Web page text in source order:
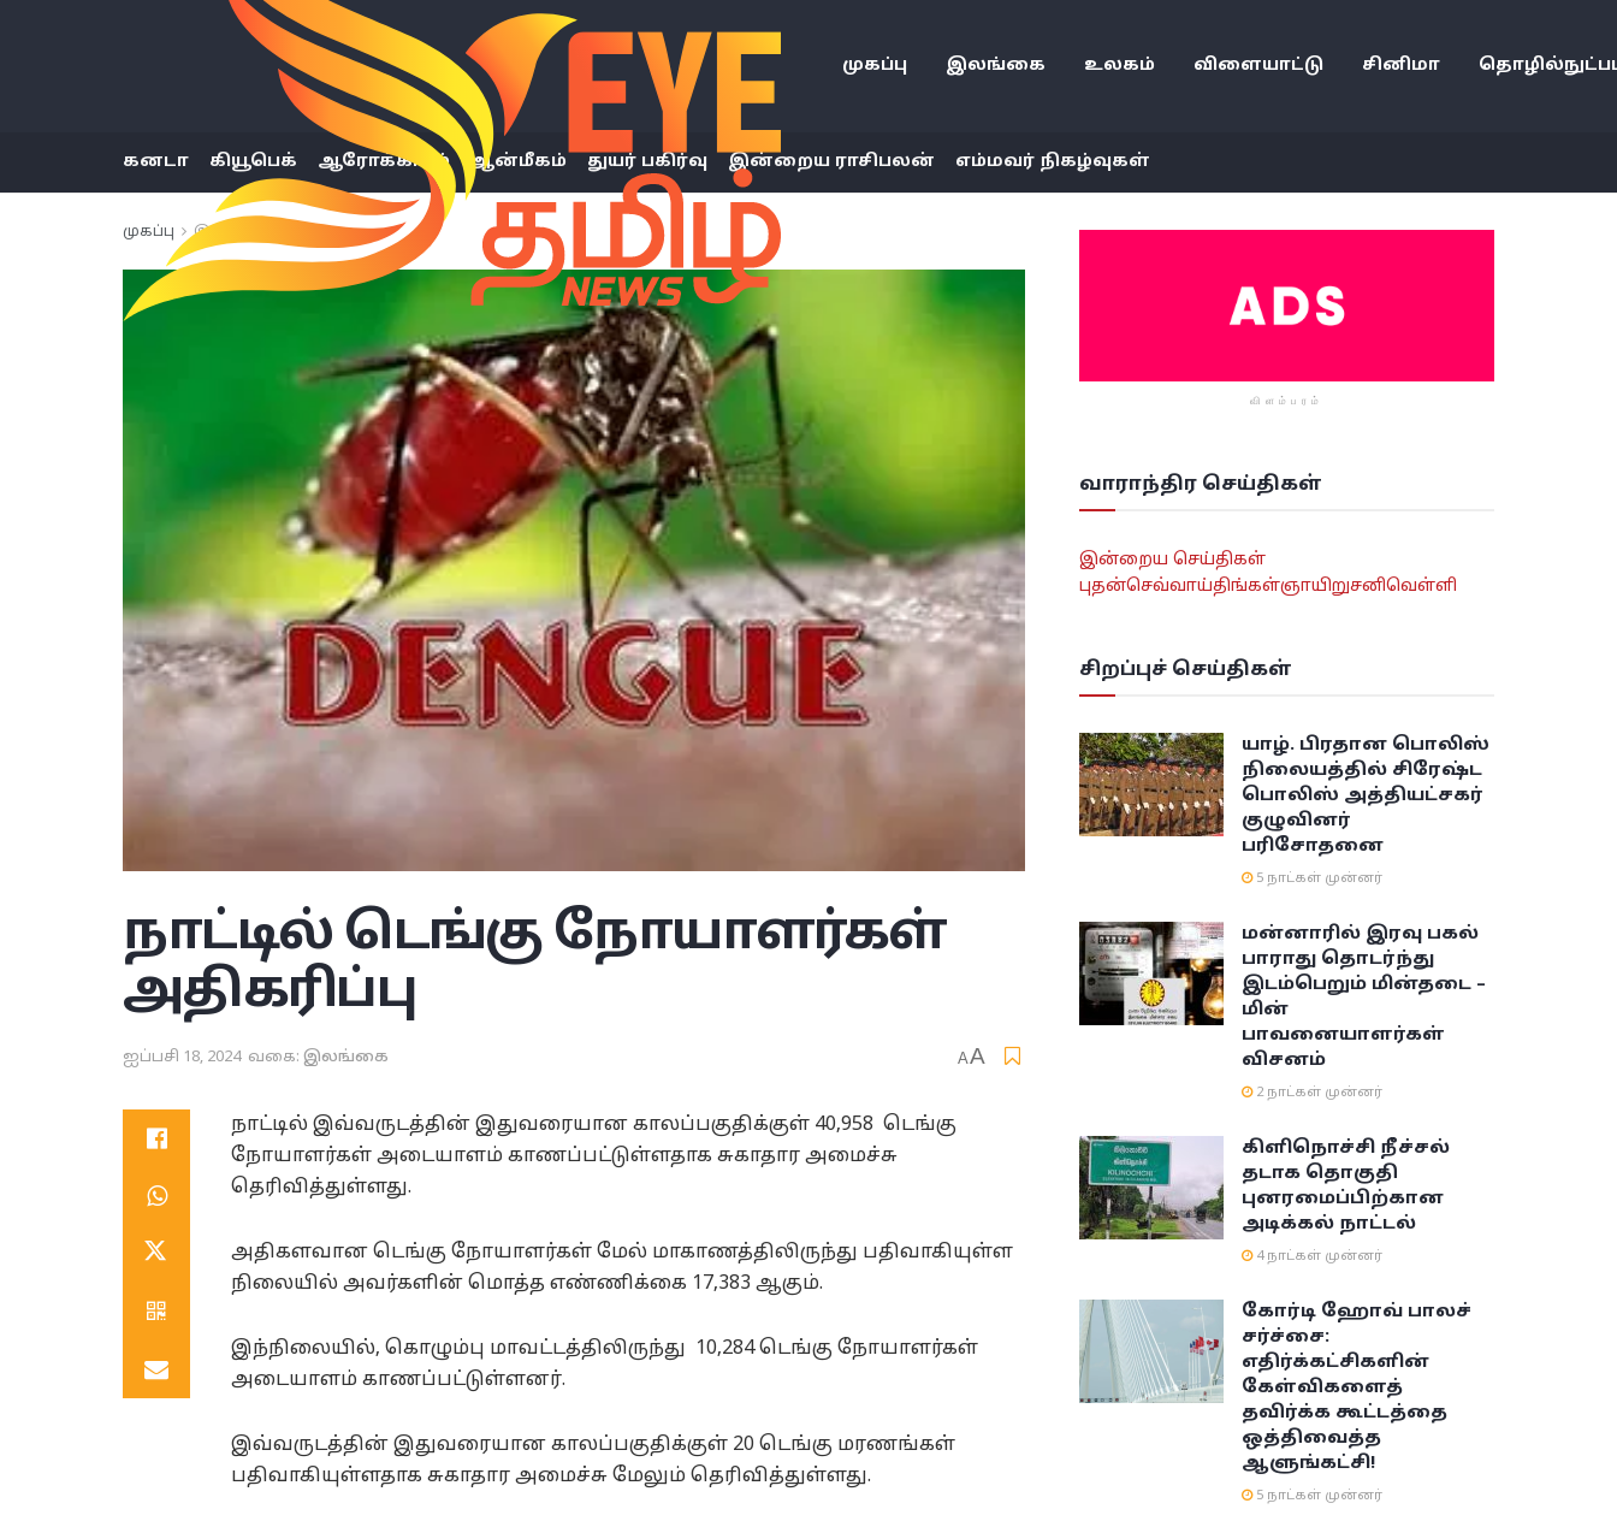
முகப்பு இலங்கை உலகம் விளையாட்டு சினிமா
கனடா கியூபெக் ஆரோக்கியம் ஆன்மீகம் துயர் பகிர்வு இன்றைய ராசிபலன் எம்மவர் நிகழ்வுகள்
முகப்பு இலங்கை
நாட்டில் டெங்கு நோயாளர்கள்
அதிகரிப்பு
ஐப்பசி 18, 2024 வகை: இலங்கை AA
நாட்டில் இவ்வருடத்தின் இதுவரையான காலப்பகுதிக்குள் 40,958 டெங்கு
நோயாளர்கள் அடையாளம் காணப்பட்டுள்ளதாக சுகாதார அமைச்சு
தெரிவித்துள்ளது.
அதிகளவான டெங்கு நோயாளர்கள் மேல் மாகாணத்திலிருந்து பதிவாகியுள்ள
நிலையில் அவர்களின் மொத்த எண்ணிக்கை 17,383 ஆகும்.
இந்நிலையில், கொழும்பு மாவட்டத்திலிருந்து 10,284 டெங்கு நோயாளர்கள்
அடையாளம் காணப்பட்டுள்ளனர்.
இவ்வருடத்தின் இதுவரையான காலப்பகுதிக்குள் 20 டெங்கு மரணங்கள்
பதிவாகியுள்ளதாக சுகாதார அமைச்சு மேலும் தெரிவித்துள்ளது.
விளம்பரம்
வாராந்திர செய்திகள்
இன்றைய செய்திகள்
புதன்செவ்வாய்திங்கள்ஞாயிறுசனிவெள்ளி
சிறப்புச் செய்திகள்
யாழ். பிரதான பொலிஸ்
நிலையத்தில் சிரேஷ்ட
பொலிஸ் அத்தியட்சகர்
குழுவினர்
பரிசோதனை
5 நாட்கள் முன்னர்
மன்னாரில் இரவு பகல்
பாராது தொடர்ந்து
இடம்பெறும் மின்தடை –
மின்
பாவனையாளர்கள்
விசனம்
2 நாட்கள் முன்னர்
கிளிநொச்சி நீச்சல்
தடாக தொகுதி
புனரமைப்பிற்கான
அடிக்கல் நாட்டல்
4 நாட்கள் முன்னர்
கோர்டி ஹோவ் பாலச்
சர்ச்சை:
எதிர்க்கட்சிகளின்
கேள்விகளைத்
தவிர்க்க கூட்டத்தை
ஒத்திவைத்த
ஆளுங்கட்சி!
5 நாட்கள் முன்னர்